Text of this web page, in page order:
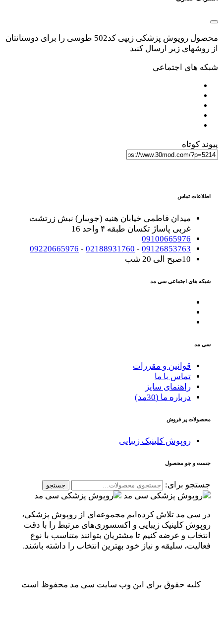
محصول روپوش پزشکی زیپی کد502 طوسی را برای دوستانتان
از روشهای زیر ارسال کنید
شبکه های اجتماعی
پیوند کوتاه
اطلاعات تماس
میدان فاطمی خیابان هنیه (جویبار) نبش زرتشت
غربی پاساژ تکسان طبقه ۴ واحد 16
09100665976
09126853763
-
02188931760
-
09220665976
10صبح الی 20 شب
شبکه های اجتماعی سی مد
سی مد
قوانین و مقررات
تماس با ما
راهنمای سایز
درباره ما (30مد)
محصولات پر فروش
روپوش کلینیک زیبایی
جست و جو محصول
جستجو برای: جستجو
در سی مد تلاش کرده‌ایم مجموعه‌ای از روپوش پزشکی،
روپوش کلینیک زیبایی و اکسسوری‌های مرتبط را با دقت
انتخاب و عرضه کنیم تا مشتریان بتوانند متناسب با نوع
فعالیت، سلیقه و نیاز خود بهترین انتخاب را داشته باشند.
کلیه حقوق برای این وب سایت سی مد محفوظ است